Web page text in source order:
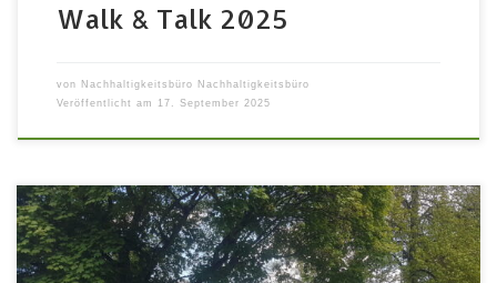
Walk & Talk 2025
von Nachhaltigkeitsbüro Nachhaltigkeitsbüro
Veröffentlicht am
17. September 2025
Ein neuer Nachbarschaftsgarten wächst in der Fürther
Altstadt. Durch gemeinsames Gärtnern auf einer bisher